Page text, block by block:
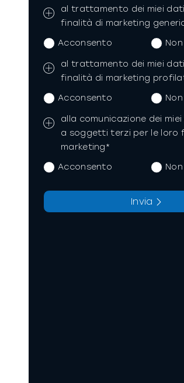
al trattamento dei miei
finalità di marketing
Acconsento
al trattamento dei miei
finalità di marketing
Acconsento
alla comunicazione dei
a soggetti terzi per le loro
marketing*
Acconsento
Invia